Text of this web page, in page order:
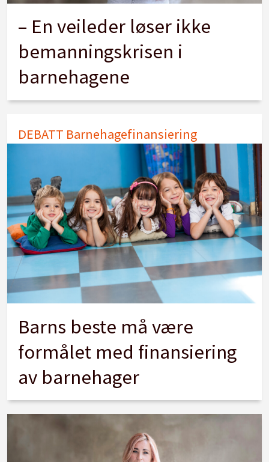
– En veileder løser ikke
bemanningskrisen i
barnehagene
DEBATT Barnehagefinansiering
Barns beste må være
formålet med finansiering
av barnehager